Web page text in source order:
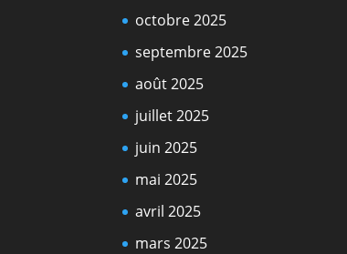
octobre 2025
septembre 2025
août 2025
juillet 2025
juin 2025
mai 2025
avril 2025
mars 2025